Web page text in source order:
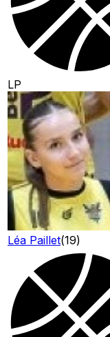
LP
Léa Paillet(19)